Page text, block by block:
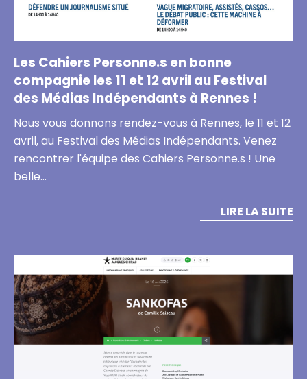
Les Cahiers Personne.s en bonne
compagnie les 11 et 12 avril au Festival
des Médias Indépendants à Rennes !
Nous vous donnons rendez-vous à Rennes, le 11 et 12
avril, au Festival des Médias Indépendants. Venez
rencontrer l'équipe des Cahiers Personne.s ! Une
belle…
LIRE LA SUITE